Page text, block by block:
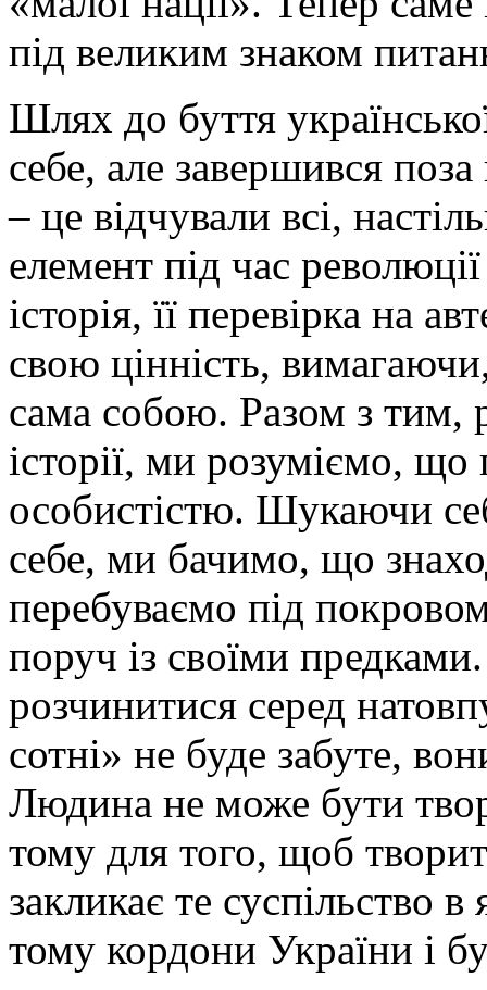
під великим знаком
Шлях до буття
себе, але завершився
– це відчували всі,
елемент під час
історія, її перевірка на
свою цінність,
сама собою. Разом з тим,
історії, ми розуміємо,
особистістю. Шукаючи
себе, ми бачимо, що
перебуваємо під
поруч із своїми
розчинитися серед
сотні» не буде забуте,
Людина не може бути
тому для того, щоб
закликає те суспільство
тому кордони України і